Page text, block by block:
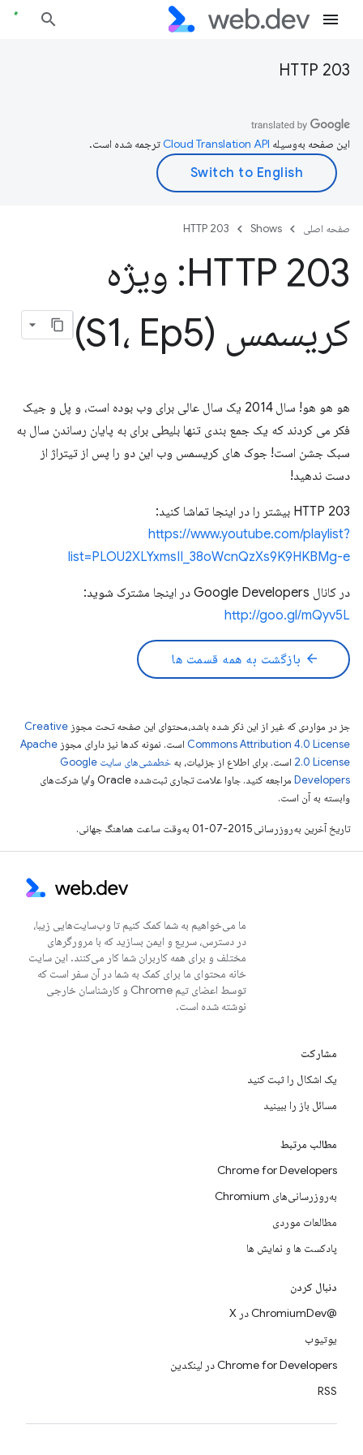
HTTP 203
این صفحه به‌وسیله ترجمه شده است.
صفحه اصلی Shows
HTTP 203
HTTP 203: ویژه
کریسمس (S1، Ep5)
هو هو هو! سال 2014 یک سال عالی برای وب بوده است، و پل و جیک
فکر می کردند که یک جمع بندی تنها بلیطی برای به پایان رساندن سال به
سبک جشن است! جوک های کریسمس وب این دو را پس از تیتراژ از
دست ندهید!
HTTP 203 بیشتر را در اینجا تماشا کنید:
https://www.youtube.com/playlist?
list=PLOU2XLYxmsII_38oWcnQzXs9K9HKBMg-e
در کانال Google Developers در اینجا مشترک شوید:
http://goo.gl/mQyv5L
arrow_back بازگشت به همه قسمت ها
جز در مواردی که غیر از این ذکر شده باشد،‌محتوای این صفحه تحت مجوز Creative
Commons Attribution 4.0 License است. نمونه کدها نیز دارای مجوز Apache
2.0 License است. برای اطلاع از جزئیات، به
خطمشی‌های سایت Google
Developers‏
مراجعه کنید. جاوا علامت تجاری ثبت‌شده Oracle و/یا شرکت‌های
وابسته به آن است.
تاریخ آخرین به‌روزرسانی 2015-07-01 به‌وقت ساعت هماهنگ جهانی.
ما می‌خواهیم به شما کمک کنیم تا وب‌سایت‌هایی زیبا،
در دسترس، سریع و ایمن بسازید که با مرورگرهای
مختلف و برای همه کاربران شما کار می‌کنند. این سایت
خانه محتوای ما برای کمک به شما در آن سفر است که
توسط اعضای تیم Chrome و کارشناسان خارجی
نوشته شده است.
مشارکت
یک اشکال را ثبت کنید
مسائل باز را ببینید
مطالب مرتبط
Chrome for Developers
به‌روزرسانی‌های Chromium
مطالعات موردی
پادکست ها و نمایش ها
دنبال کردن
@ChromiumDev در X
یوتیوب
Chrome for Developers در لینکدین
RSS